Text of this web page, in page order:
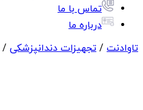
تماس با ما
درباره ما
تاوادنت / تجهیزات دندانپزشکی /